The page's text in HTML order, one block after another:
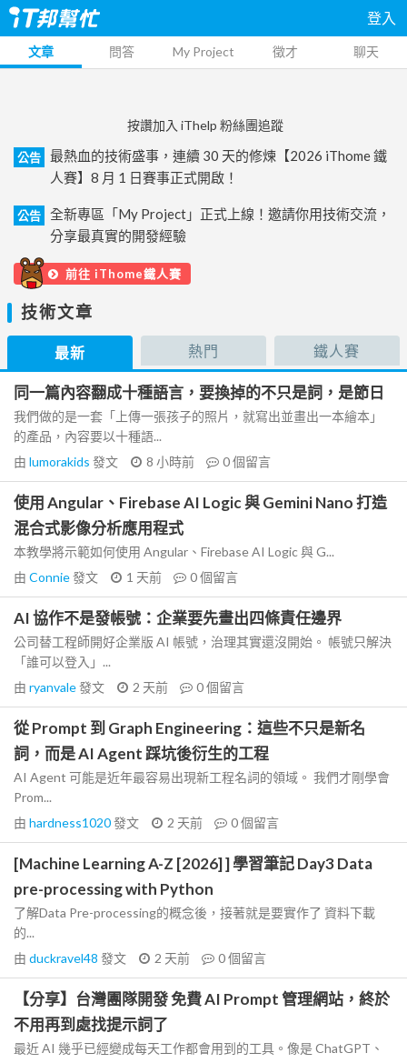
登入
文章 問答 My Project 徵才 聊天
按讚加入 iThelp 粉絲團追蹤
公告
最熱血的技術盛事，連續 30 天的修煉【2026 iThome 鐵
人賽】8 月 1 日賽事正式開啟！
公告
全新專區「My Project」正式上線！邀請你用技術交流，
分享最真實的開發經驗
前往 iThome鐵人賽
技術文章
最新 熱門 鐵人賽
同一篇內容翻成十種語言，要換掉的不只是詞，是節日
我們做的是一套「上傳一張孩子的照片，就寫出並畫出一本繪本」
的產品，內容要以十種語...
由 lumorakids 發文 8 小時前 0個留言
使用 Angular、Firebase AI Logic 與 Gemini Nano 打造
混合式影像分析應用程式
本教學將示範如何使用 Angular、Firebase AI Logic 與 G...
由 Connie發文 1 天前 0個留言
AI 協作不是發帳號：企業要先畫出四條責任邊界
公司替工程師開好企業版 AI 帳號，治理其實還沒開始。 帳號只解決
「誰可以登入」...
由 ryanvale發文 2 天前 0個留言
從 Prompt 到 Graph Engineering：這些不只是新名
詞，而是 AI Agent 踩坑後衍生的工程
AI Agent 可能是近年最容易出現新工程名詞的領域。 我們才剛學會
Prom...
由 hardness1020發文 2 天前 0個留言
[Machine Learning A-Z [2026] ] 學習筆記 Day3 Data
pre-processing with Python
了解Data Pre-processing的概念後，接著就是要實作了 資料下載
的...
由 duckravel48 發文 2 天前 0個留言
【分享】台灣團隊開發 免費 AI Prompt 管理網站，終於
不用再到處找提示詞了
最近 AI 幾乎已經變成每天工作都會用到的工具。像是 ChatGPT、